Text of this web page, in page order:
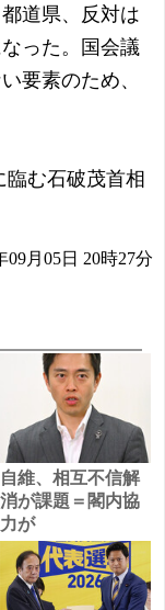
道県、反対は
った。国会議
要素のため、
臨む石破茂首相
09月05日 20時27分
自維、相互不信解
消が課題＝閣内協
力が